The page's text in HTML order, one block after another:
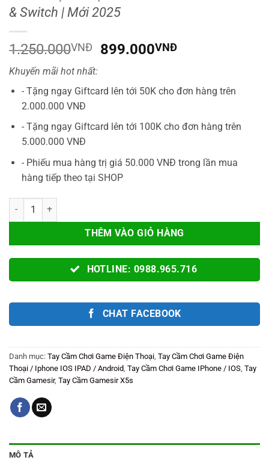
& Switch | Mới 2025
1.250.000VNĐ
Giá
1.250.000VNĐ.
899.000VNĐGiá
là:
Khuyến mãi hot nhất:
- Tặng ngay Giftcard lên tới 50K cho đơn hàng trên
2.000.000 VNĐ
- Tặng ngay Giftcard lên tới 100K cho đơn hàng trên
5.000.000 VNĐ
- Phiếu mua hàng trị giá 50.000 VNĐ trong lần mua
hàng tiếp theo tại SHOP
Tay Cầm GAMESIR X5S – Tay Cầm Chơi Game Điện Thoại Android
THÊM VÀO GIỎ HÀNG
HOTLINE: 0988.965.716
CHAT FACEBOOK
Danh mục: Tay Cầm Chơi Game Điện Thoại Tay Cầm Chơi Game Điện
Thoại / Iphone IOS IPAD / Android Tay Cầm Chơi Game IPhone / IOS Tay
Cầm Gamesir, Tay Cầm Gamesir X5s
MÔ TẢ